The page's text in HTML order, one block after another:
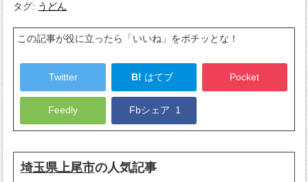
タグ: うどん
この記事が役に立ったら「いいね」をポチッとな！
Twitter B! はてブ Pocket
Feedly Fbシェア 1
埼玉県上尾市の人気記事